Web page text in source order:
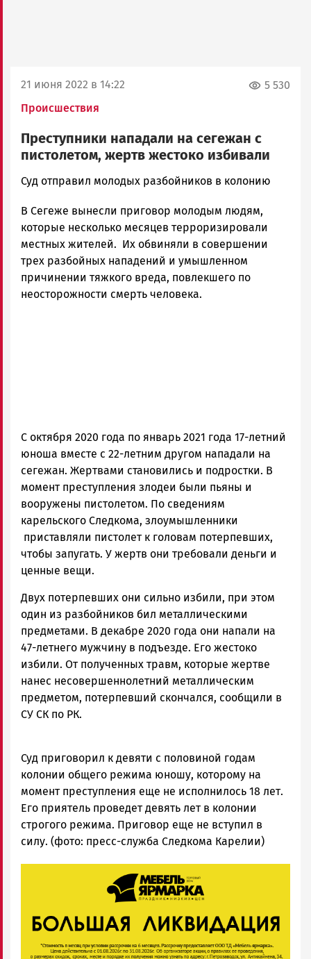
21 июня 2022 в 14:22
Происшествия
5 530
Преступники нападали на сегежан с
пистолетом, жертв жестоко избивали
Корректор
Петрозаводска
и
Карелии
|
Петрозаводск
ГОВОРИТ
Суд отправил молодых разбойников в колонию
В Сегеже вынесли приговор молодым людям,
которые несколько месяцев терроризировали
местных жителей. Их обвиняли в совершении
трех разбойных нападений и умышленном
причинении тяжкого вреда, повлекшего по
неосторожности смерть человека.
С октября 2020 года по январь 2021 года 17-летний
юноша вместе с 22-летним другом нападали на
сегежан. Жертвами становились и подростки. В
момент преступления злодеи были пьяны и
вооружены пистолетом. По сведениям
карельского Следкома, злоумышленники
приставляли пистолет к головам потерпевших,
чтобы запугать. У жертв они требовали деньги и
ценные вещи.
Двух потерпевших они сильно избили, при этом
один из разбойников бил металлическими
предметами. В декабре 2020 года они напали на
47-летнего мужчину в подъезде. Его жестоко
избили. От полученных травм, которые жертве
нанес несовершеннолетний металлическим
предметом, потерпевший скончался, сообщили в
СУ СК по РК.
Суд приговорил к девяти с половиной годам
колонии общего режима юношу, которому на
момент преступления еще не исполнилось 18 лет.
Его приятель проведет девять лет в колонии
строгого режима. Приговор еще не вступил в
силу. (фото: пресс-служба Следкома Карелии)